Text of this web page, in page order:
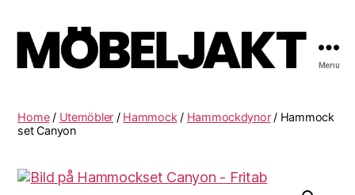
Menu
Home/ Utemöbler / Hammock / Hammockdynor/ Hammock
set Canyon